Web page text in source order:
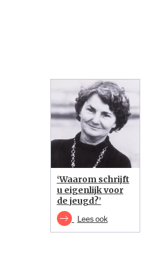
‘Waarom schrijft
u eigenlijk voor
de jeugd?’
Lees ook